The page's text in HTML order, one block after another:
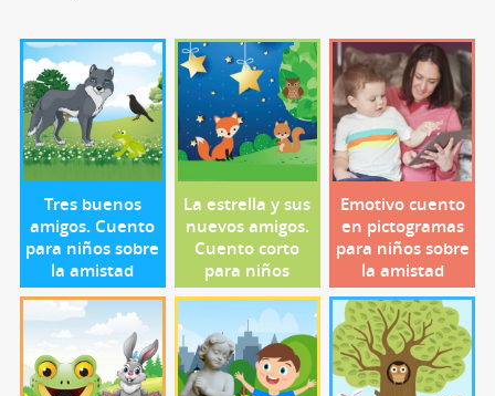
Tres buenos
amigos. Cuento
para niños sobre
la amistad
La estrella y sus
nuevos amigos.
Cuento corto
para niños
Emotivo cuento
en pictogramas
para niños sobre
la amistad